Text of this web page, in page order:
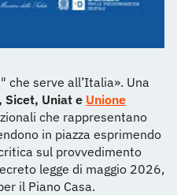
che serve all’Italia». Una
Sicet, Uniat e Unione
che rappresentano
in piazza esprimendo
sul provvedimento
legge di maggio 2026,
il Piano Casa.